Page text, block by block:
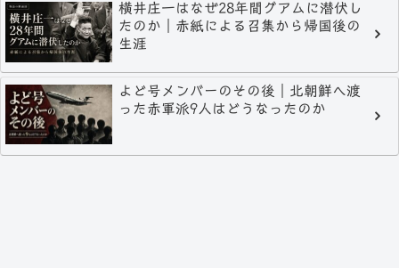
横井庄一はなぜ28年間グアムに潜伏し
たのか｜赤紙による召集から帰国後の
生涯
よど号メンバーのその後｜北朝鮮へ渡
った赤軍派9人はどうなったのか